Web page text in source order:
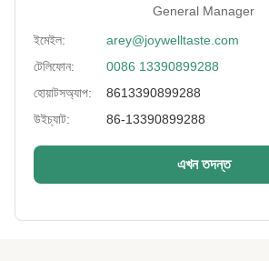
Payment: টি / টি, এল / সি, পেপ্যাল, ইত্যাদি।
Lead Time: 25 দিনের মধ্যে
General Manager
ইমেইল:
arey@joywelltaste.com
টেলিফোন:
0086 13390899288
হোয়াটসঅ্যাপ:
8613390899288
উইচ্যাট:
86-13390899288
এখন তদন্ত